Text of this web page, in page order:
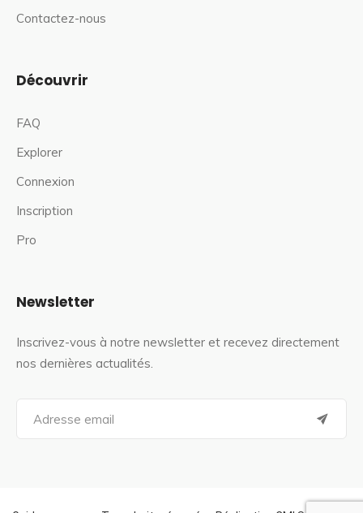
Contactez-nous
Découvrir
FAQ
Explorer
Connexion
Inscription
Pro
Newsletter
Inscrivez-vous à notre newsletter et recevez directement
nos dernières actualités.
a
f